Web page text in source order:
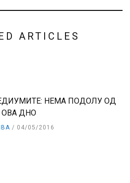
ARTICLES
НЕМА ПОДОЛУ ОД
ОВА ДНО
04/05/2016